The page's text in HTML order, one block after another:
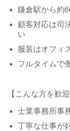
鎌倉駅から約
顧客対応は司
い
服装はオフィ
フルタイムで
【こんな方を歓
士業事務所事
丁寧な仕事が